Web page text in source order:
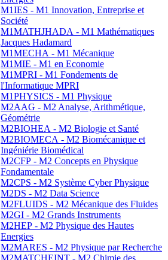
M1IES - M1 Innovation, Entreprise et
Société
M1MATHJHADA - M1 Mathématiques
Jacques Hadamard
M1MECHA - M1 Mécanique
M1MIE - M1 en Economie
M1MPRI - M1 Fondements de
l'Informatique MPRI
M1PHYSICS - M1 Physique
M2AAG - M2 Analyse, Arithmétique,
Géométrie
M2BIOHEA - M2 Biologie et Santé
M2BIOMECA - M2 Biomécanique et
Ingéniérie Biomédical
M2CFP - M2 Concepts en Physique
Fondamentale
M2CPS - M2 Système Cyber Physique
M2DS - M2 Data Science
M2FLUIDS - M2 Mécanique des Fluides
M2GI - M2 Grands Instruments
M2HEP - M2 Physique des Hautes
Energies
M2MARES - M2 Physique par Recherche
M2MATCHEINT - M2 Chimie des